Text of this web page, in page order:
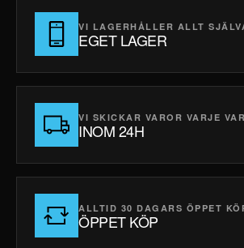
VI LAGERHÅLLER ALLT
EGET LAGER
VI SKICKAR VAROR VARJE
INOM 24H
ALLTID 30 DAGARS ÖPPET
ÖPPET KÖP